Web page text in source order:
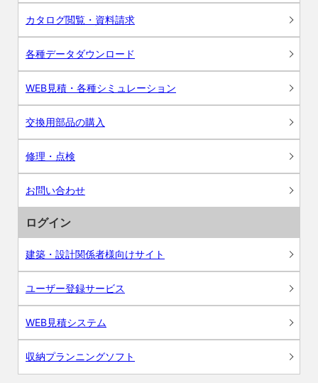
カタログ閲覧・資料請求
各種データダウンロード
WEB見積・各種シミュレーション
交換用部品の購入
修理・点検
お問い合わせ
ログイン
建築・設計関係者様向けサイト
ユーザー登録サービス
WEB見積システム
収納プランニングソフト